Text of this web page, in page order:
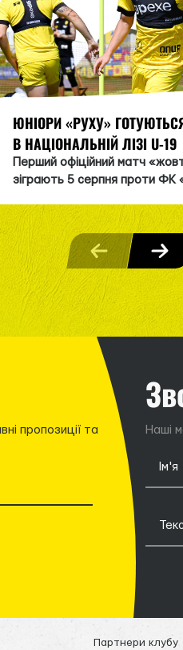
ЮНІОРИ «РУХУ»
В НАЦІОНАЛЬНІЙ ЛІЗІ U-19
Перший офіційний матч
зіграють 5 серпня проти ФК
пропозиції та
Наші
Партнери клубу